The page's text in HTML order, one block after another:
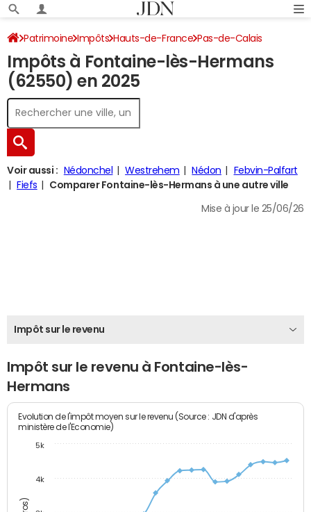
Patrimoine Impôts Hauts-de-France Pas-de-Calais
Fontaine-lès-Hermans Impôt sur le revenu
Impôts à Fontaine-lès-Hermans
(62550) en 2025
Voir aussi : Nédonchel Westrehem Nédon
Febvin-Palfart
Fiefs
Comparer Fontaine-lès-Hermans à une autre ville
Mise à jour le 25/06/26
Impôt sur le revenu
Impôt sur le revenu à Fontaine-lès-
Hermans
Evolution de l'impôt moyen sur le revenu (Source : JDN d'après
ministère de l'Economie)
4k
5k